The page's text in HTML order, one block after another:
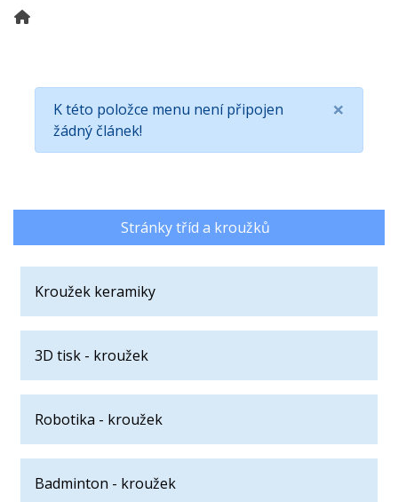
×
K této položce menu není připojen
žádný článek!
Stránky tříd a kroužků
Kroužek keramiky
3D tisk - kroužek
Robotika - kroužek
Badminton - kroužek